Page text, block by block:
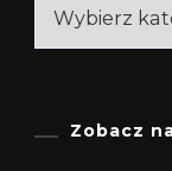
Kategorie
Zobacz